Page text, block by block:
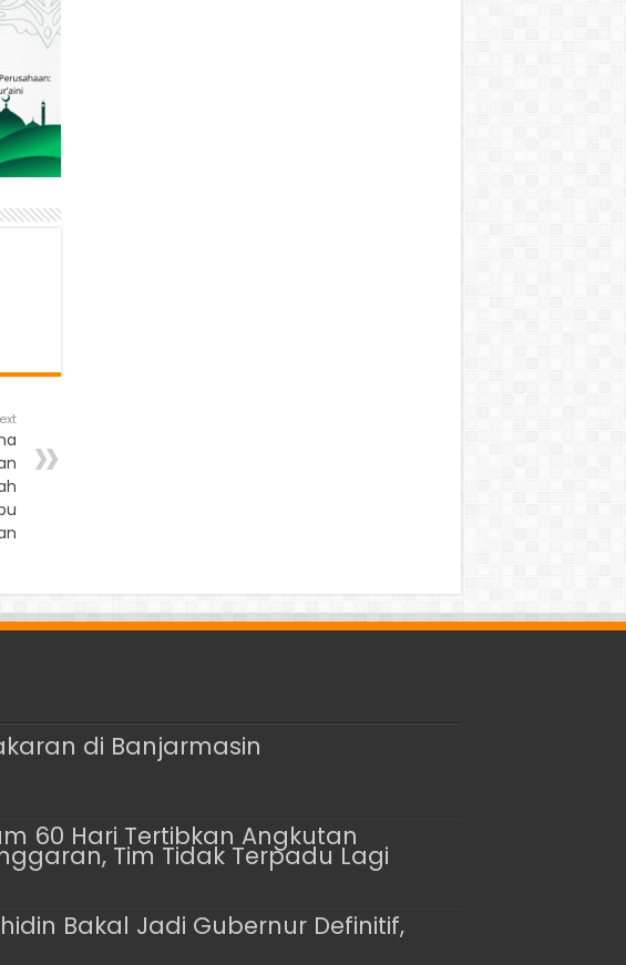
di Banjarmasin
60 Hari Tertibkan Angkutan
Tim Tidak Terpadu Lagi
Bakal Jadi Gubernur Definitif,